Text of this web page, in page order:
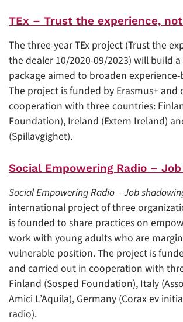
TEx – Trust the experience,
The three-year TEx project (Trust the
the dealer 10/2020-09/2023) will build
package aimed to broaden
The project is funded by Erasmus+ and
cooperation with three countries:
Foundation), Ireland (Extern Ireland)
(Spillavgighet).
Social Empowering Radio –
Social Empowering Radio – Job
international project of three
is founded to share practices on
work with young adults who are
vulnerable position. The project is
and carried out in cooperation with
Finland (Sosped Foundation), Italy
Amici L’Aquila), Germany (Corax ev
radio).